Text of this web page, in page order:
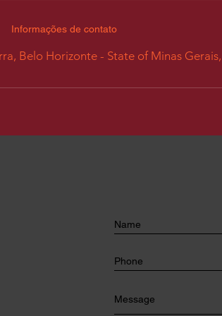
Informações de contato
Belo Horizonte - State of Minas